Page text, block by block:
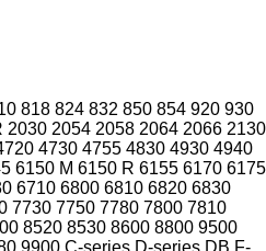
818 824 832 850 854 920 930
2030 2054 2058 2064 2066 2130
4730 4755 4830 4930 4940
6150 M 6150 R 6155 6170 6175
6710 6800 6810 6820 6830
7730 7750 7780 7800 7810
8520 8530 8600 8800 9500
9900 C-series D-series DB F-